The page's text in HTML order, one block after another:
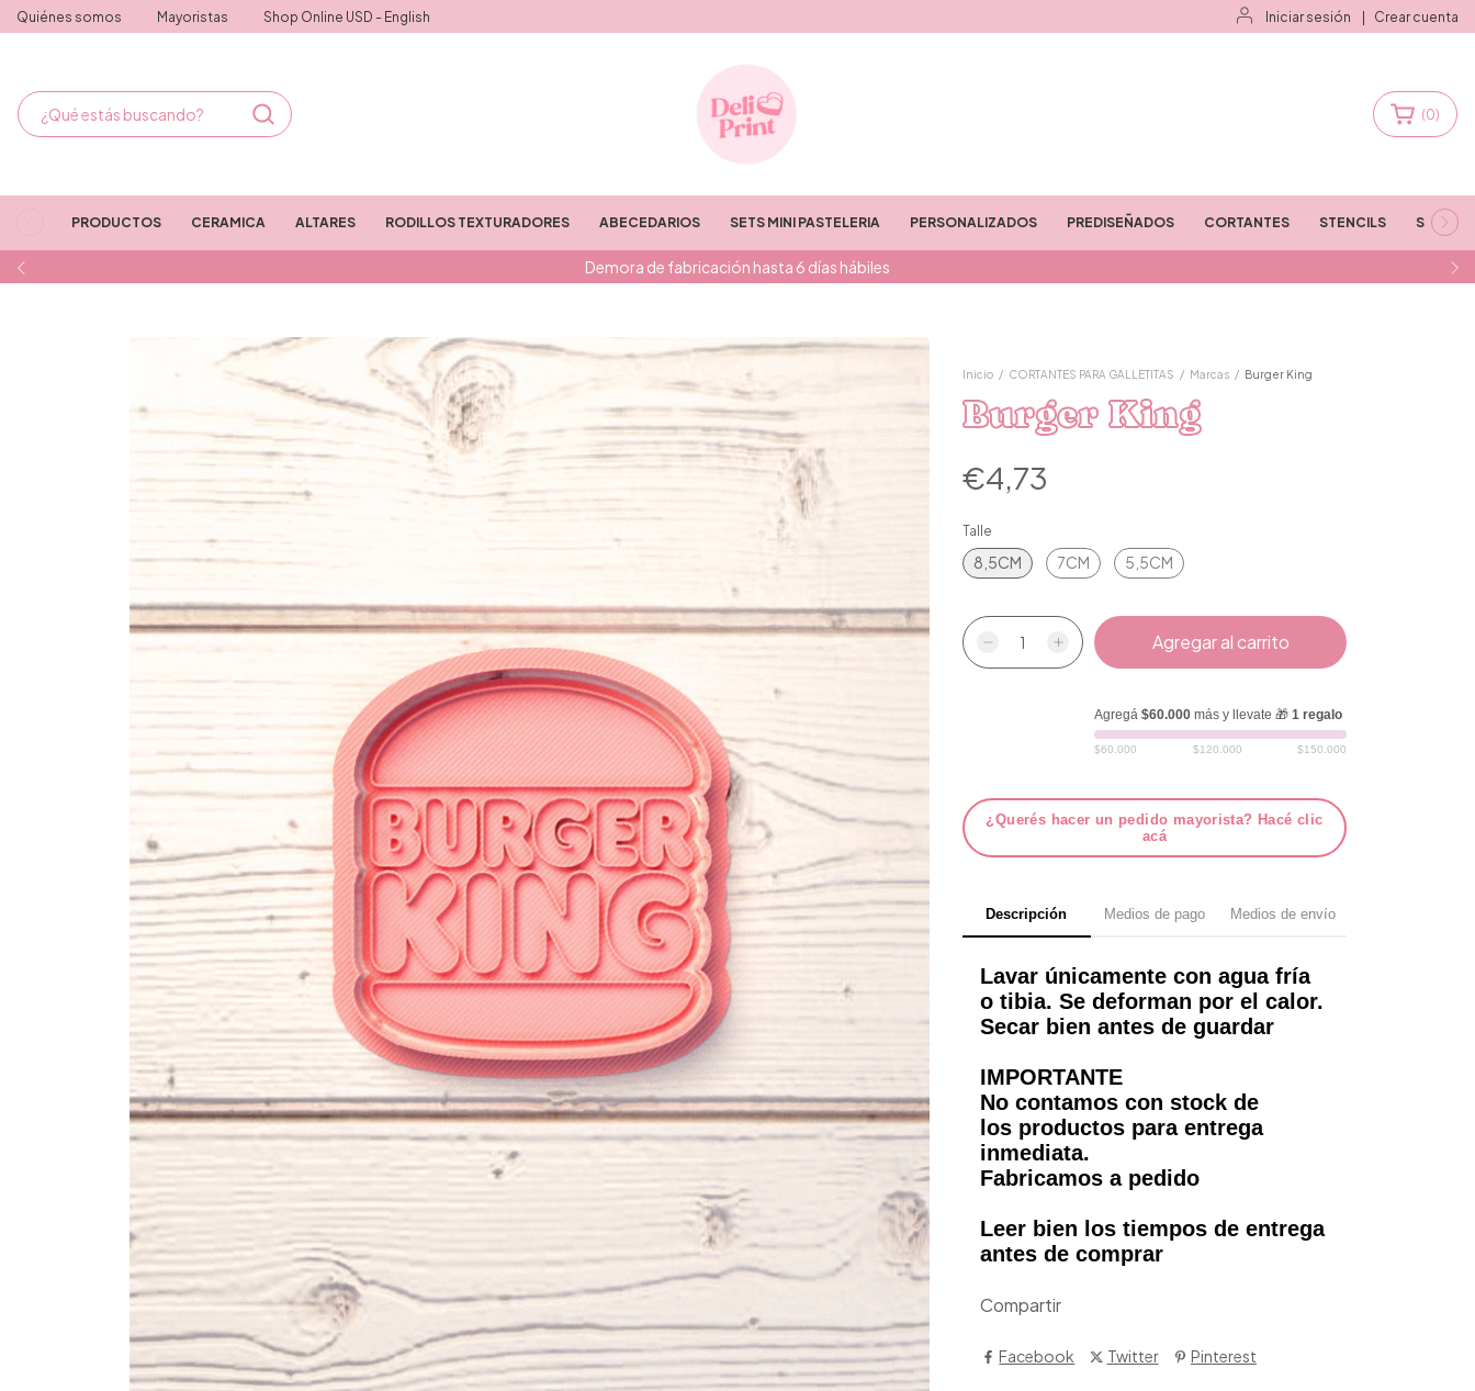
Quiénes somos Mayoristas Shop Online USD - English Iniciar sesión Crear cuenta
Demora de fabricación hasta 6 días hábiles
(0)
PRODUCTOS CERAMICA ALTARES RODILLOS TEXTURADORES ABECEDARIOS SETS MINI PASTELERIA PERSONALIZADOS PREDISEÑADOS CORTANTES STENCILS STAMPS
Inicio / CORTANTES PARA GALLETITAS / Marcas / Burger King
Burger King
€4,73
Talle
8,5CM 7CM 5,5CM
Agregá $60.000 más y llevate 🎁 1 regalo
$60.000 $120.000 $150.000
¿Querés hacer un pedido mayorista? Hacé clic
acá
Descripción Medios de pago Medios de envío
Lavar únicamente con agua fría
o tibia. Se deforman por el calor.
Secar bien antes de guardar
IMPORTANTE
No contamos con stock de
los productos para entrega
inmediata.
Fabricamos a pedido
Leer bien los tiempos de entrega
antes de comprar
Compartir
Facebook Twitter Pinterest